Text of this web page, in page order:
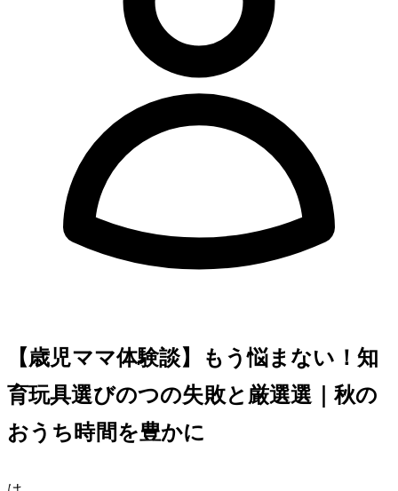
【3歳児ママ体験談】もう悩まない！知
育玩具選びの3つの失敗と厳選7選｜秋の
おうち時間を豊かに